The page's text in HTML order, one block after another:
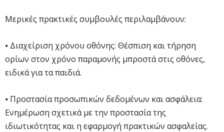
Μερικές πρακτικές συμβουλές περιλαμβάνουν:
⦁ Διαχείριση χρόνου οθόνης: Θέσπιση και τήρηση
ορίων στον χρόνο παραμονής μπροστά στις οθόνες,
ειδικά για τα παιδιά.
⦁ Προστασία προσωπικών δεδομένων και ασφάλεια:
Ενημέρωση σχετικά με την προστασία της
ιδιωτικότητας και η εφαρμογή πρακτικών ασφαλείας.